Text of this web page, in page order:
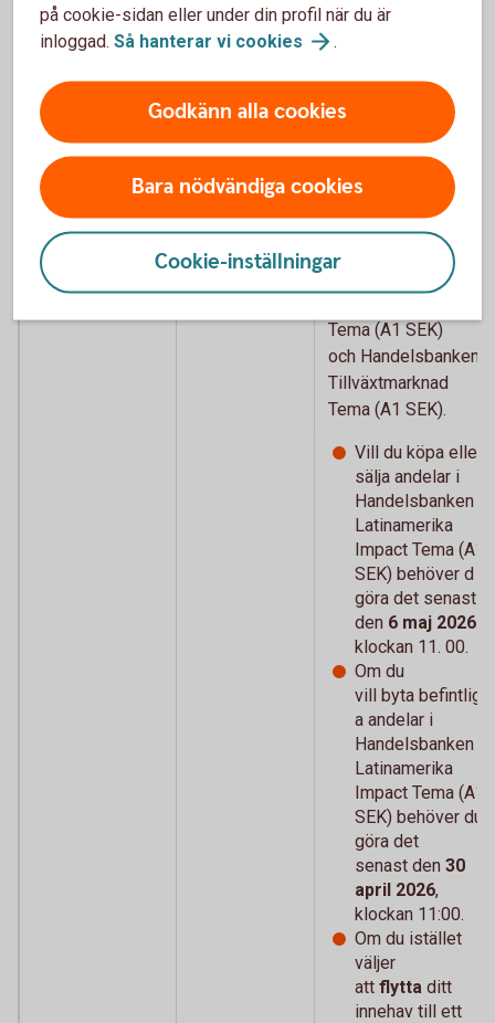
kundbrev eng
rättelse (pdf)
Handelsbanken
sammanlägger
fonder
23 maj 2026
Handelsbanken
beslutat att
genomföra en
sammanläggning
Handelsbanken
Tema (A1 SEK)
och Handelsbanken
Tillväxtmarknad
Tema (A1 SEK).
Vill du köpa eller
sälja andelar i
Handelsbanken
Latinamerika
Impact Tema (A1
SEK) behöver d
göra det senast
den 6 maj 2026
klockan 11. 00.
Om du
vill byta befintlig
a andelar i
Handelsbanken
Latinamerika
Impact Tema (A1
SEK) behöver du
göra det
senast den 30
april 2026,
klockan 11:00.
Om du istället
väljer
att flytta ditt
innehav till ett
på cookie-sidan eller under din profil när du är
inloggad. Så hanterar vi cookies .
Godkänn alla cookies
Bara nödvändiga cookies
Cookie-inställningar